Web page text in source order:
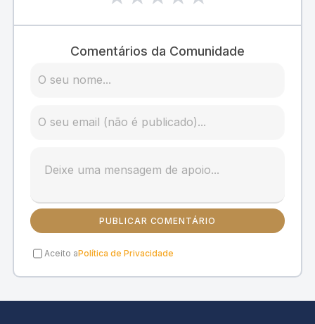
Comentários da Comunidade
PUBLICAR COMENTÁRIO
Aceito aPolítica de Privacidade